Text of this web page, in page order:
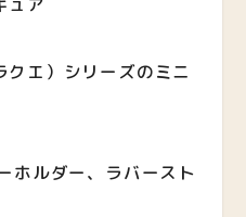
クエ）シリーズのミニ
ホルダー、ラバースト